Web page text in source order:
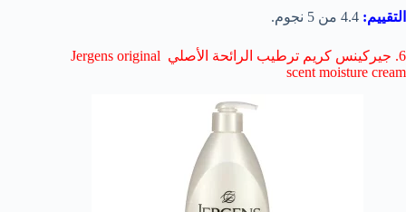
التقييم: 4.4 من 5 نجوم.
6. جيركينس كريم ترطيب الرائحة الأصلي Jergens original
scent moisture cream